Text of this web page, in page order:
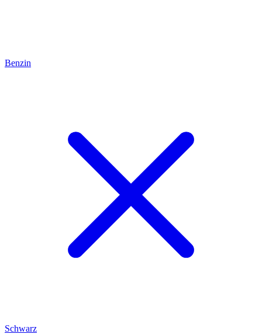
Benzin
Schwarz